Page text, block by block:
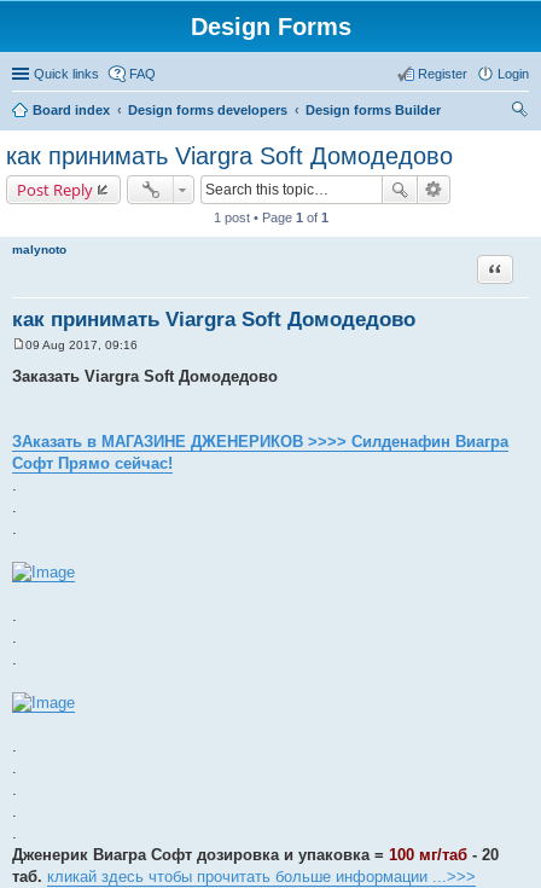
Design Forms
Quick links FAQ Login
Register
Board index Design forms developers
Design forms Builder
как принимать Viargra Soft Домодедово
Post Reply
1 post • Page 1 of 1
malynoto
как принимать Viargra Soft Домодедово
Quote
s
09 Aug 2017, 09:16
Заказать Viargra Soft Домодедово
ЗАказать в МАГАЗИНЕ ДЖЕНЕРИКОВ >>>> Силденафин Виагра
Софт Прямо сейчас!
.
.
.
.
.
.
.
.
.
.
.
Дженерик Виагра Софт дозировка и упаковка = 100 мг/таб - 20
таб. кликай здесь чтобы прочитать больше информации ...>>>